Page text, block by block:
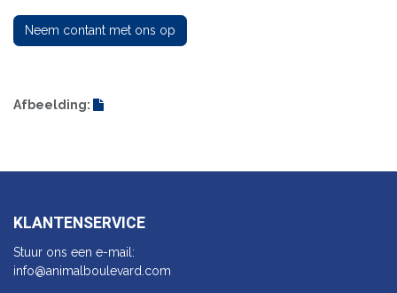
Neem contant met ons op
Afbeelding:
KLANTENSERVICE
Stuur ons een e-mail:
info@animalbo​ulevard.com